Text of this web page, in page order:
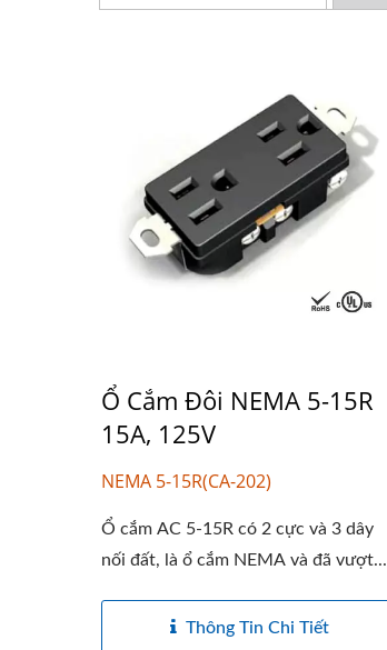
Ổ Cắm Đôi NEMA 5-15R
15A, 125V
NEMA 5-15R(CA-202)
Ổ cắm AC 5-15R có 2 cực và 3 dây
nối đất, là ổ cắm NEMA và đã vượt...
Thông Tin Chi Tiết